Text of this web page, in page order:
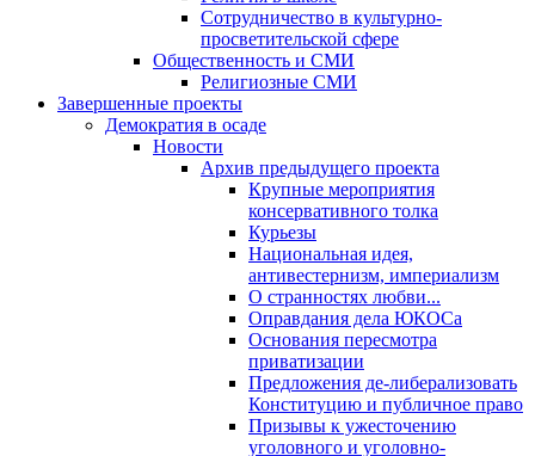
Сотрудничество в культурно-
просветительской сфере
Общественность и СМИ
Религиозные СМИ
Завершенные проекты
Демократия в осаде
Новости
Архив предыдущего проекта
Крупные мероприятия
консервативного толка
Курьезы
Национальная идея,
антивестернизм, империализм
О странностях любви...
Оправдания дела ЮКОСа
Основания пересмотра
приватизации
Предложения де-либерализовать
Конституцию и публичное право
Призывы к ужесточению
уголовного и уголовно-